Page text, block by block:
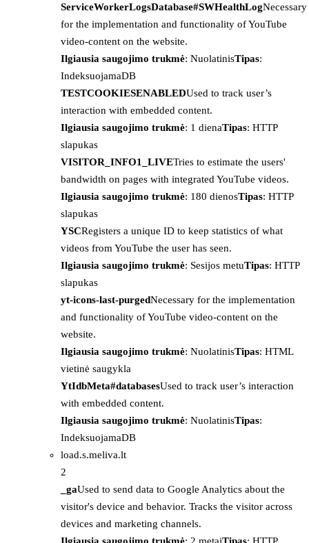
ServiceWorkerLogsDatabase#SWHealthLogNecessary
for the implementation and functionality of YouTube
video-content on the website.
Ilgiausia saugojimo trukmė: NuolatinisTipas:
IndeksuojamaDB
TESTCOOKIESENABLEDUsed to track user’s
interaction with embedded content.
Ilgiausia saugojimo trukmė: 1 dienaTipas: HTTP
slapukas
VISITOR_INFO1_LIVETries to estimate the users'
bandwidth on pages with integrated YouTube videos.
Ilgiausia saugojimo trukmė: 180 dienosTipas: HTTP
slapukas
YSCRegisters a unique ID to keep statistics of what
videos from YouTube the user has seen.
Ilgiausia saugojimo trukmė: Sesijos metuTipas: HTTP
slapukas
yt-icons-last-purgedNecessary for the implementation
and functionality of YouTube video-content on the
website.
Ilgiausia saugojimo trukmė: NuolatinisTipas: HTML
vietinė saugykla
YtIdbMeta#databasesUsed to track user’s interaction
with embedded content.
Ilgiausia saugojimo trukmė: NuolatinisTipas:
IndeksuojamaDB
load.s.meliva.lt
2
_gaUsed to send data to Google Analytics about the
visitor's device and behavior. Tracks the visitor across
devices and marketing channels.
Ilgiausia saugojimo trukmė: 2 metaiTipas: HTTP